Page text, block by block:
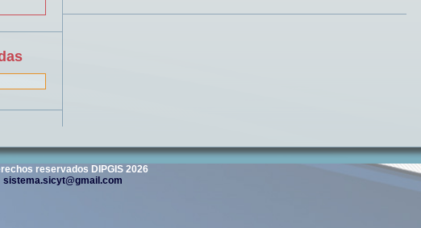
reservados DIPGIS 2026
sistema.sicyt@gmail.com